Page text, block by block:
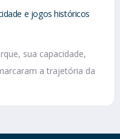
e jogos históricos
sua capacidade,
a trajetória da